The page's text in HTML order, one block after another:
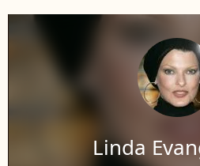
Linda